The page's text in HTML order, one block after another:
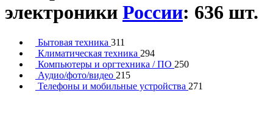
электроники России: 636 шт.
Бытовая техника 311
Климатическая техника 294
Компьютеры и оргтехника / ПО 250
Аудио/фото/видео 215
Телефоны и мобильные устройства 271